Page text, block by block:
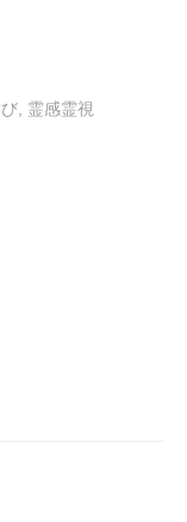
, 霊感霊視